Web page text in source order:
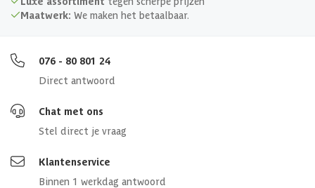
Maatwerk: We maken het betaalbaar.
076 - 80 801 24
Direct antwoord
Chat met ons
Stel direct je vraag
Klantenservice
Binnen 1 werkdag antwoord